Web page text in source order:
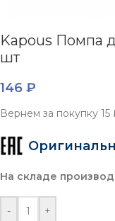
Kapous Помпа
шт
146 ₽
Вернем за покупку 15
На складе
- +